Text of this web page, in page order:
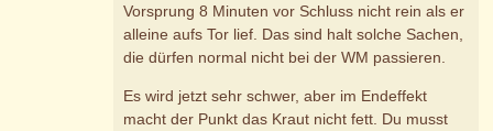
Vorsprung 8 Minuten vor Schluss nicht rein als er
alleine aufs Tor lief. Das sind halt solche Sachen,
die dürfen normal nicht bei der WM passieren.
Es wird jetzt sehr schwer, aber im Endeffekt
macht der Punkt das Kraut nicht fett. Du musst